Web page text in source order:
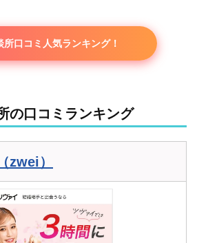
所口コミ人気ランキング！
の口コミランキング
zwei）